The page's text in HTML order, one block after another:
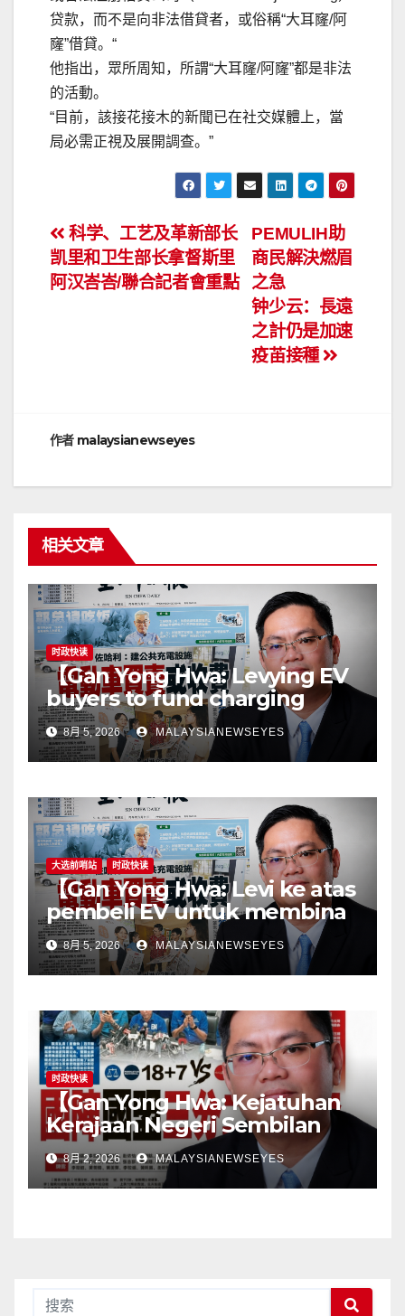
贷款，而不是向非法借貸者，或俗稱“大耳窿/阿
窿”借貸。“
他指出，眾所周知，所謂“大耳窿/阿窿”都是非法
的活動。
“目前，該接花接木的新聞已在社交媒體上，當
局必需正視及展開調查。”
文
章
PEMULIH助
商民解決燃眉
之急
钟少云：長遠
之計仍是加速
疫苖接種
科学、工艺及革新部长
凯里和卫生部长拿督斯里
阿汉峇峇/聯合記者會重點
作者 malaysianewseyes
相关文章
时政快读
【Gan Yong Hwa: Levying EV
buyers to fund charging
stations puts the cart before
the horseGovernment must
first remove infrastructure
responsibility to
consumers】
8月 5, 2026 MALAYSIANEWSEYES
大选前哨站 时政快读
【Gan Yong Hwa: Levi ke atas
pembeli EV untuk membina
stesen pengecasan satu
langkah songsangKerajaan
perlu tangani kekangan
jangan pindahkan
tanggungjawab kepada
pengguna】
8月 5, 2026 MALAYSIANEWSEYES
时政快读
【Gan Yong Hwa: Kejatuhan
Kerajaan Negeri Sembilan
Adalah Undi Tidak Percaya
Terhadap Pentadbiran
Anwar Harga Barang
8月 2, 2026 MALAYSIANEWSEYES